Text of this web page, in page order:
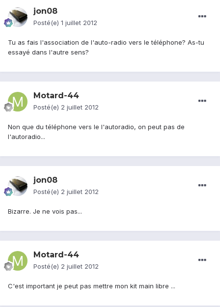
jon08
Posté(e) 1 juillet 2012
Tu as fais l'association de l'auto-radio vers le téléphone? As-tu
essayé dans l'autre sens?
Motard-44
Posté(e) 2 juillet 2012
Non que du téléphone vers le l'autoradio, on peut pas de
l'autoradio...
jon08
Posté(e) 2 juillet 2012
Bizarre. Je ne vois pas...
Motard-44
Posté(e) 2 juillet 2012
C'est important je peut pas mettre mon kit main libre ...